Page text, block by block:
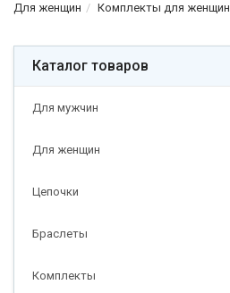
Для женщин Комплекты для женщин
Каталог товаров
Для мужчин
Для женщин
Цепочки
Браслеты
Комплекты